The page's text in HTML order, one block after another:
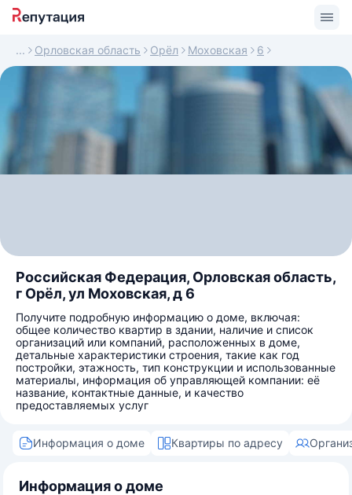
Орловская область Орёл Моховская 6
Российская Федерация, Орловская область,
г Орёл, ул Моховская, д 6
Получите подробную информацию о доме, включая:
общее количество квартир в здании, наличие и список
организаций или компаний, расположенных в доме,
детальные характеристики строения, такие как год
постройки, этажность, тип конструкции и использованные
материалы, информация об управляющей компании: её
название, контактные данные, и качество
предоставляемых услуг
Информация о доме Квартиры по адресу
Информация о доме